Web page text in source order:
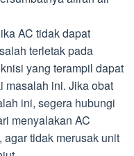
AC tidak dapat
terletak pada
yang terampil dapat
masalah ini. Jika obat
ini, segera hubungi
menyalakan AC
tidak merusak unit